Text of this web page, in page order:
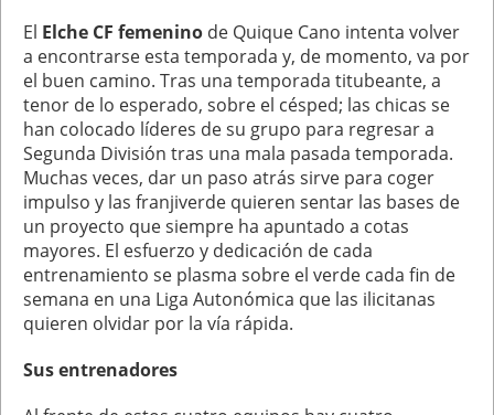
El Elche CF femenino de Quique Cano intenta volver
a encontrarse esta temporada y, de momento, va por
el buen camino. Tras una temporada titubeante, a
tenor de lo esperado, sobre el césped; las chicas se
han colocado líderes de su grupo para regresar a
Segunda División tras una mala pasada temporada.
Muchas veces, dar un paso atrás sirve para coger
impulso y las franjiverde quieren sentar las bases de
un proyecto que siempre ha apuntado a cotas
mayores. El esfuerzo y dedicación de cada
entrenamiento se plasma sobre el verde cada fin de
semana en una Liga Autonómica que las ilicitanas
quieren olvidar por la vía rápida.
Sus entrenadores